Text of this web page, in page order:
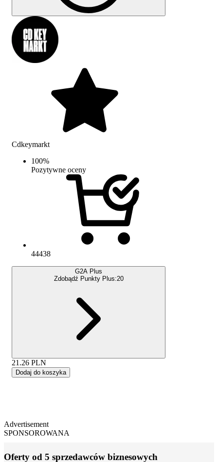
Cdkeymarkt
100%
Pozytywne oceny
44438
G2A Plus
Zdobądź Punkty Plus:20
21.26 PLN
Dodaj do koszyka
Advertisement
SPONSOROWANA
Oferty od 5 sprzedawców biznesowych